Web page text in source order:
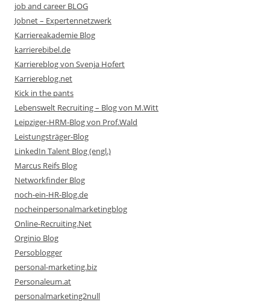
job and career BLOG
Jobnet – Expertennetzwerk
Karriereakademie Blog
karrierebibel.de
Karriereblog von Svenja Hofert
Karriereblog.net
Kick in the pants
Lebenswelt Recruiting – Blog von M.Witt
Leipziger-HRM-Blog von Prof.Wald
Leistungsträger-Blog
LinkedIn Talent Blog (engl.)
Marcus Reifs Blog
Networkfinder Blog
noch-ein-HR-Blog.de
nocheinpersonalmarketingblog
Online-Recruiting.Net
Orginio Blog
Persoblogger
personal-marketing.biz
Personaleum.at
personalmarketing2null